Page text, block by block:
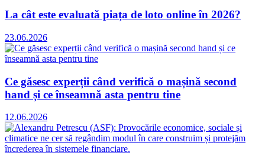
La cât este evaluată piața de loto online în 2026?
23.06.2026
Ce găsesc experții când verifică o mașină second
hand și ce înseamnă asta pentru tine
12.06.2026